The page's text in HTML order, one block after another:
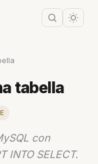
tabella
con
INTO SELECT.